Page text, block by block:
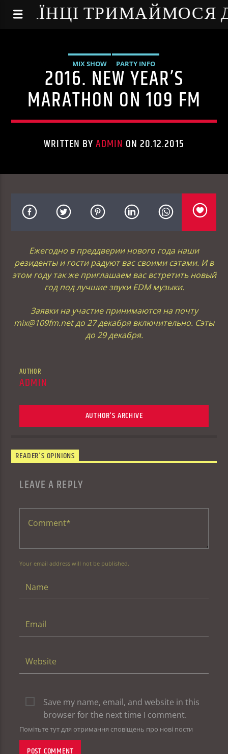
- УКРАЇНЦІ
MIX SHOW PARTY INFO
2016. NEW YEAR’S
MARATHON ON 109 FM
WRITTEN BYADMIN ON 20.12.2015
Ежегодно в преддверии нового года наши
резиденты и гости радуют вас своими сэтами. И в
этом году так же приглашаем вас встретить новый
год под лучшие звуки EDM музыки.
Заявки на участие принимаются на почту
mix@109fm.net до 27 декабря включительно. Сэты
до 29 декабря.
AUTHOR
ADMIN
AUTHOR'S ARCHIVE
READER'S OPINIONS
LEAVE A REPLY
Your email address will not be published.
Save my name, email, and website in this
browser for the next time I comment.
Помітьте тут для отримання сповіщень про нові пости